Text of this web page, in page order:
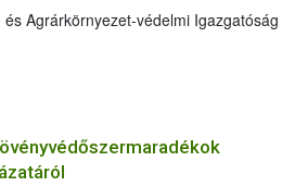
és Agrárkörnyezet-védelmi Igazgatóság